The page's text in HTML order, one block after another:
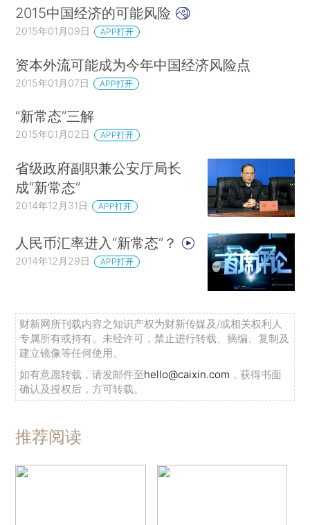
2015中国经济的可能风险
2015年01月09日 APP打开
资本外流可能成为今年中国经济风险点
2015年01月07日 APP打开
“新常态”三解
2015年01月02日 APP打开
省级政府副职兼公安厅局长
成“新常态”
2014年12月31日 APP打开
人民币汇率进入“新常态”？
2014年12月29日 APP打开
财新网所刊载内容之知识产权为财新传媒及/或相关权利人
专属所有或持有。未经许可，禁止进行转载、摘编、复制及
建立镜像等任何使用。
如有意愿转载，请发邮件至hello@caixin.com ，获得书面
确认及授权后，方可转载。
推荐阅读